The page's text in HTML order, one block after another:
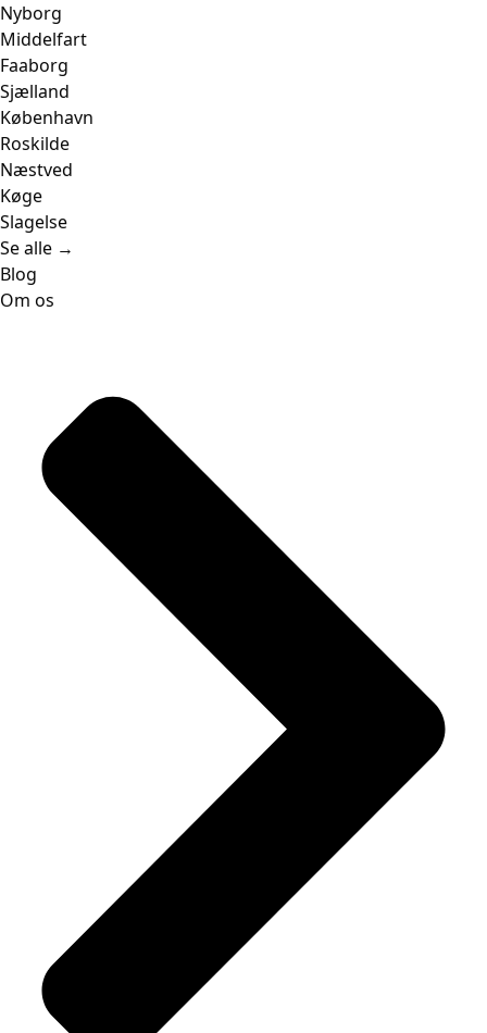
Nyborg
Middelfart
Faaborg
Sjælland
København
Roskilde
Næstved
Køge
Slagelse
Se alle →
Blog
Om os